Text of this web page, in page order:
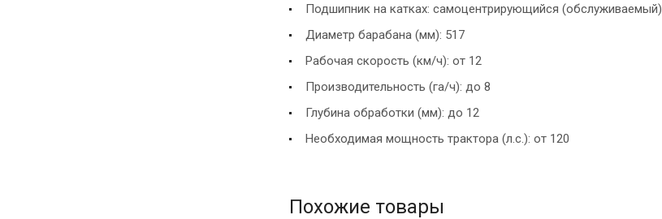
Подшипник на катках: самоцентрирующийся (обслуживаемый)
Диаметр барабана (мм): 517
Рабочая скорость (км/ч): от 12
Производительность (га/ч): до 8
Глубина обработки (мм): до 12
Необходимая мощность трактора (л.с.): от 120
Похожие товары